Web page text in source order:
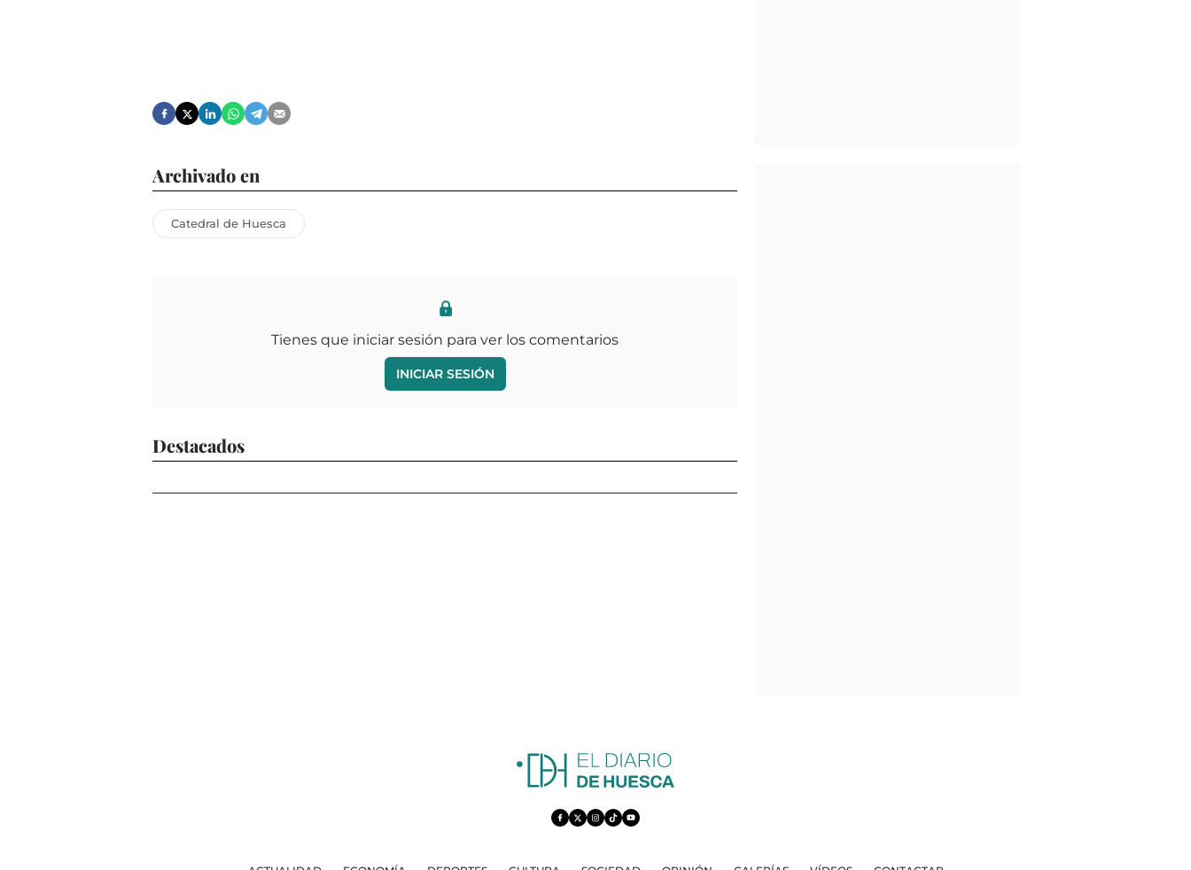
Archivado en
Catedral de Huesca
Tienes que iniciar sesión para ver los comentarios
INICIAR SESIÓN
Destacados